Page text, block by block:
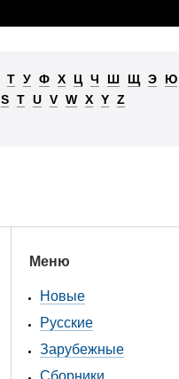
Т У Ф Х Ц Ч Ш Щ Э Ю
S T U V W X Y Z
Меню
Новые
Русские
Зарубежные
Сборники